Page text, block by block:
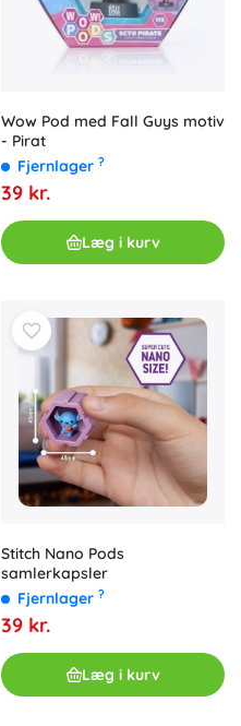
Wow Pod med Fall Guys motiv
- Pirat
Fjernlager ?
39 kr.
Læg i kurv
Stitch Nano Pods
samlerkapsler
Fjernlager ?
39 kr.
Læg i kurv